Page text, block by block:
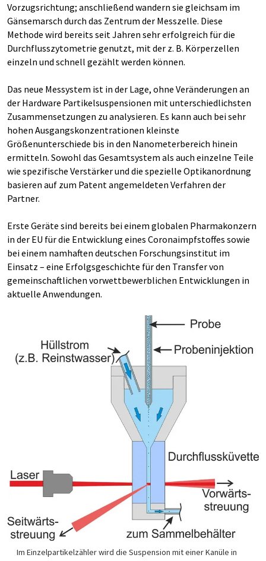
Vorzugsrichtung; anschließend wandern sie gleichsam im
Gänsemarsch durch das Zentrum der Messzelle. Diese
Methode wird bereits seit Jahren sehr erfolgreich für die
Durchflusszytometrie genutzt, mit der z. B. Körperzellen
einzeln und schnell gezählt werden können.
Das neue Messystem ist in der Lage, ohne Veränderungen an
der Hardware Partikelsuspensionen mit unterschiedlichsten
Zusammensetzungen zu analysieren. Es kann auch bei sehr
hohen Ausgangskonzentrationen kleinste
Größenunterschiede bis in den Nanometerbereich hinein
ermitteln. Sowohl das Gesamtsystem als auch einzelne Teile
wie spezifische Verstärker und die spezielle Optikanordnung
basieren auf zum Patent angemeldeten Verfahren der
Partner.
Erste Geräte sind bereits bei einem globalen Pharmakonzern
in der EU für die Entwicklung eines Coronaimpfstoffes sowie
bei einem namhaften deutschen Forschungsinstitut im
Einsatz – eine Erfolgsgeschichte für den Transfer von
gemeinschaftlichen vorwettbewerblichen Entwicklungen in
aktuelle Anwendungen.
Im Einzelpartikelzähler wird die Suspension mit einer Kanüle in